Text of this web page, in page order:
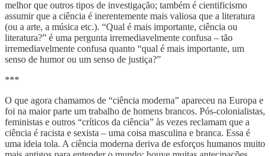
melhor que outros tipos de investigação; também é cientificismo
assumir que a ciência é inerentemente mais valiosa que a literatura
(ou a arte, a música etc.). “Qual é mais importante, ciência ou
literatura?” é uma pergunta irremediavelmente confusa – tão
irremediavelmente confusa quanto “qual é mais importante, um
senso de humor ou um senso de justiça?”
***
O que agora chamamos de “ciência moderna” apareceu na Europa e
foi na maior parte um trabalho de homens brancos. Pós-colonialistas,
feministas e outros “críticos da ciência” às vezes reclamam que a
ciência é racista e sexista – uma coisa masculina e branca. Essa é
uma ideia tola. A ciência moderna deriva de esforços humanos muito